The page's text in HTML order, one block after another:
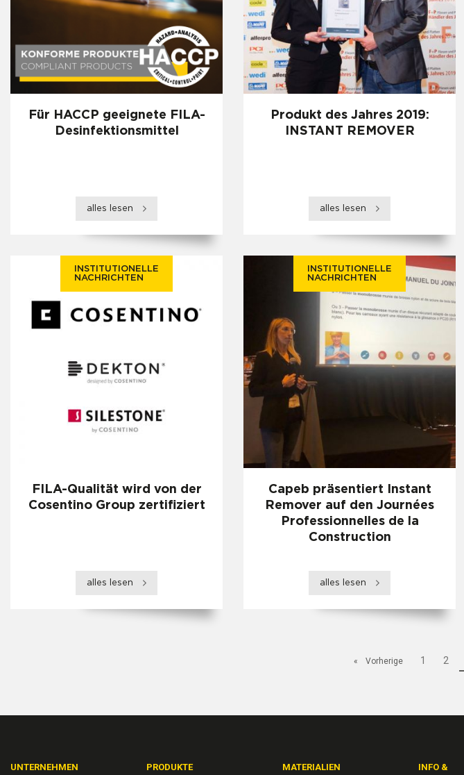
Für HACCP geeignete FILA-
Desinfektionsmittel
alles lesen
Produkt des Jahres 2019:
INSTANT REMOVER
alles lesen
INSTITUTIONELLE
NACHRICHTEN
FILA-Qualität wird von der
Cosentino Group zertifiziert
alles lesen
INSTITUTIONELLE
NACHRICHTEN
Capeb präsentiert Instant
Remover auf den Journées
Professionnelles de la
Construction
alles lesen
Vorherige 1 2
UNTERNEHMEN PRODUKTE MATERIALIEN INFO &